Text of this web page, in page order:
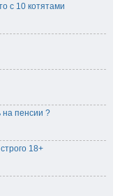
с 10 котятами
на пенсии ?
18+